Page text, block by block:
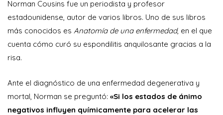
Norman Cousins fue un periodista y profesor
estadounidense, autor de varios libros. Uno de sus libros
más conocidos es Anatomía de una enfermedad, en el que
cuenta cómo curó su espondilitis anquilosante gracias a la
risa.
Ante el diagnóstico de una enfermedad degenerativa y
mortal, Norman se preguntó: «Si los estados de ánimo
negativos influyen químicamente para acelerar las